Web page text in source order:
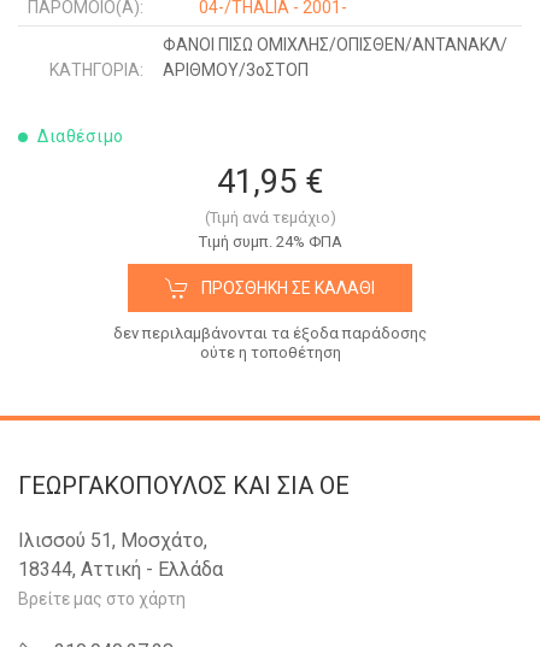
ΠΑΡΌΜΟΙΟ(Α):
04-/THALIA - 2001-
ΚΑΤΗΓΟΡΊΑ:
ΦΑΝΟΙ ΠΙΣΩ ΟΜΙΧΛΗΣ/ΟΠΙΣΘΕΝ/ΑΝΤΑΝΑΚΛ/
ΑΡΙΘΜΟΥ/3οΣΤΟΠ
Διαθέσιμο
41,95 €
(Τιμή ανά τεμάχιο)
Tιμή συμπ. 24% ΦΠΑ
ΠΡΟΣΘΉΚΗ ΣΕ ΚΑΛΆΘΙ
δεν περιλαμβάνονται τα έξοδα παράδοσης
ούτε η τοποθέτηση
ΓΕΩΡΓΑΚΟΠΟΥΛΟΣ KAI ΣΙΑ OE
Ιλισσού 51, Μοσχάτο,
18344, Αττική - Ελλάδα
Βρείτε μας στο χάρτη